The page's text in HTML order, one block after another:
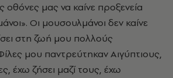
οθόνες μας να καίνε προξενεία
Oι μουσουλμάνοι δεν καίνε
στη ζωή μου πολλούς
μου παντρεύτηκαν Aιγύπτιους,
έχω ζήσει μαζί τους, έχω